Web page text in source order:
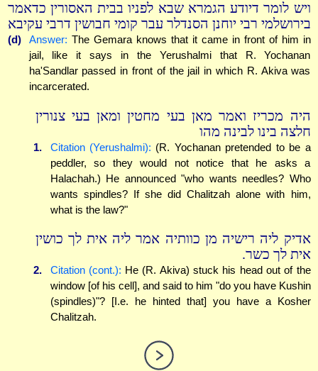
ויש לומר דיודע הגמרא שבא לפניו בבית האסורין כדאמר
בירושלמי רבי יוחנן הסנדלר עבר קומי חבושין דרבי עקיבא
(d) Answer: The Gemara knows that it came in front of him in
jail, like it says in the Yerushalmi that R. Yochanan
ha'Sandlar passed in front of the jail in which R. Akiva was
incarcerated.
היה מכריז ואמר מאן בעי מחטין ומאן בעי צנורין
חלצה בינו לבינה מהו
1. Citation (Yerushalmi): (R. Yochanan pretended to be a
peddler, so they would not notice that he asks a
Halachah.) He announced "who wants needles? Who
wants spindles? If she did Chalitzah alone with him,
what is the law?"
אדיק ליה רישיה מן כוותיה אמר ליה אית לך כושין
אית לך כשר.
2. Citation (cont.): He (R. Akiva) stuck his head out of the
window [of his cell], and said to him "do you have Kushin
(spindles)"? [I.e. he hinted that] you have a Kosher
Chalitzah.